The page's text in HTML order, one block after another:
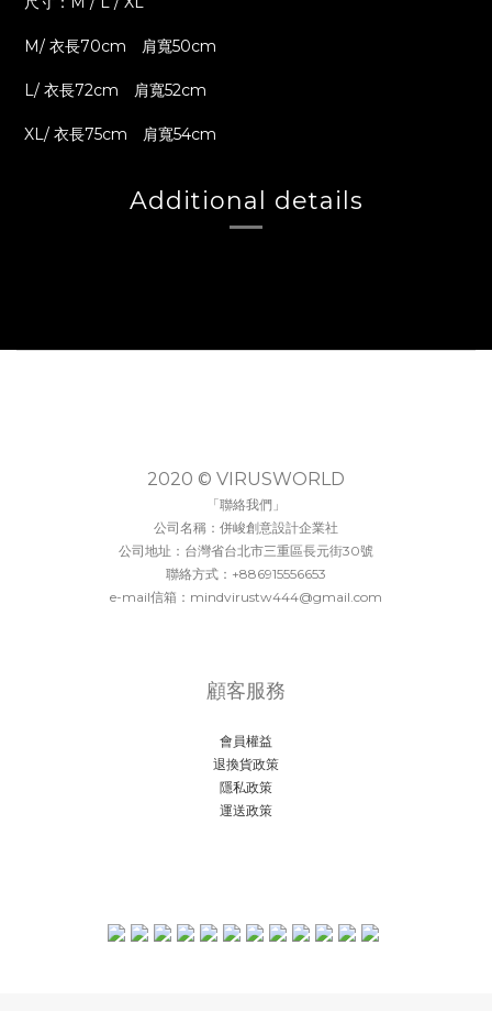
M/ 衣長70cm 肩寬50cm
L/ 衣長72cm 肩寬52cm
XL/ 衣長75cm 肩寬54cm
Additional details
2020 © VIRUSWORLD
「聯絡我們」
公司名稱：併峻創意設計企業社
公司地址：台灣省台北市三重區長元街30號
聯絡方式：+886915556653
e-mail信箱：mindvirustw444@gmail.com
顧客服務
會員權益
退換貨政策
隱私政策
運送政策